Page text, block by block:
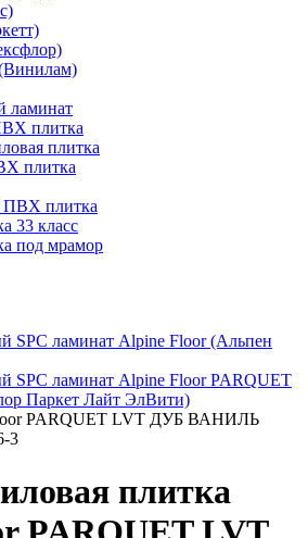
ламинат
плитка
плитка
плитка
ПВХ плитка
33 класс
под мрамор
SPC ламинат Alpine Floor (Альпен
SPC ламинат Alpine Floor PARQUET
Паркет Лайт ЭлВити)
PARQUET LVT ДУБ ВАНИЛЬ
3
плитка